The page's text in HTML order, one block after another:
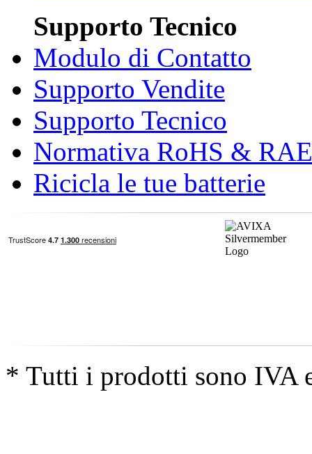
Supporto Tecnico
Modulo di Contatto
Supporto Vendite
Supporto Tecnico
Normativa RoHS &
Ricicla le tue batterie
* Tutti i prodotti sono IVA